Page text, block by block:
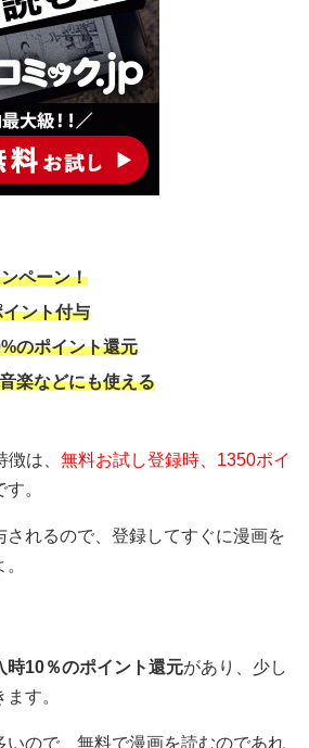
ペーン！
ント付与
のポイント還元
楽などにも使える
は、 無料お試し登録時、1350ポイ
す。
されるので、登録してすぐに漫画を
時10％のポイント還元があり、少し
す。
いので、無料で漫画を読むのであれ